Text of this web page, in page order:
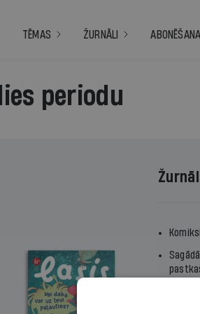
TĒMAS ŽURNĀLI ABONĒŠANA
periodu